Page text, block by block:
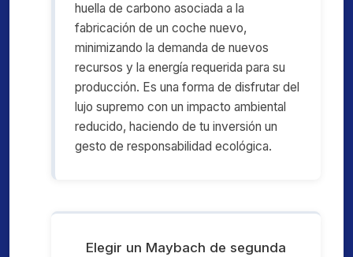
huella de carbono asociada a la
fabricación de un coche nuevo,
minimizando la demanda de nuevos
recursos y la energía requerida para su
producción. Es una forma de disfrutar del
lujo supremo con un impacto ambiental
reducido, haciendo de tu inversión un
gesto de responsabilidad ecológica.
Elegir un Maybach de segunda